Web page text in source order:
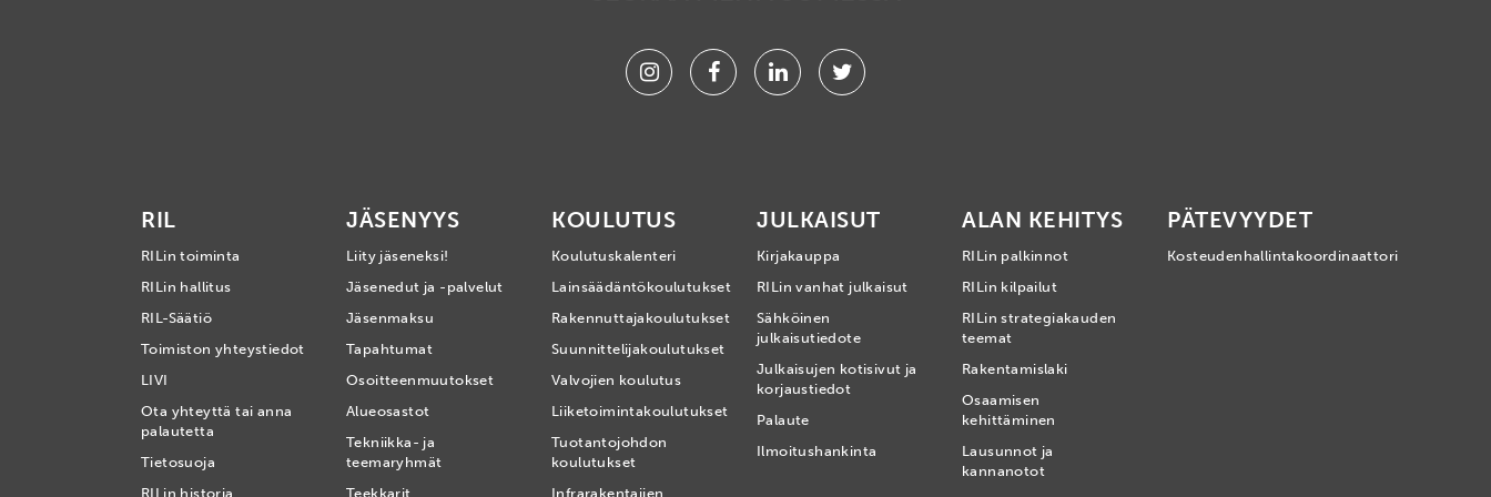
InstagramFacebookLinkedinTwitter
RIL
RILin toiminta
RILin hallitus
RIL-Säätiö
Toimiston yhteystiedot
LIVI
Ota yhteyttä tai anna
palautetta
Tietosuoja
RILin historia
JÄSENYYS
Liity jäseneksi!
Jäsenedut ja -palvelut
Jäsenmaksu
Tapahtumat
Osoitteenmuutokset
Alueosastot
Tekniikka- ja
teemaryhmät
Teekkarit
KOULUTUS
Koulutuskalenteri
Lainsäädäntökoulutukset
Rakennuttajakoulutukset
Suunnittelijakoulutukset
Valvojien koulutus
Liiketoimintakoulutukset
Tuotantojohdon
koulutukset
Infrarakentajien
JULKAISUT
Kirjakauppa
RILin vanhat julkaisut
Sähköinen
julkaisutiedote
Julkaisujen kotisivut ja
korjaustiedot
Palaute
Ilmoitushankinta
ALAN KEHITYS
RILin palkinnot
RILin kilpailut
RILin strategiakauden
teemat
Rakentamislaki
Osaamisen
kehittäminen
Lausunnot ja
kannanotot
PÄTEVYYDET
Kosteudenhallintakoordinaattori